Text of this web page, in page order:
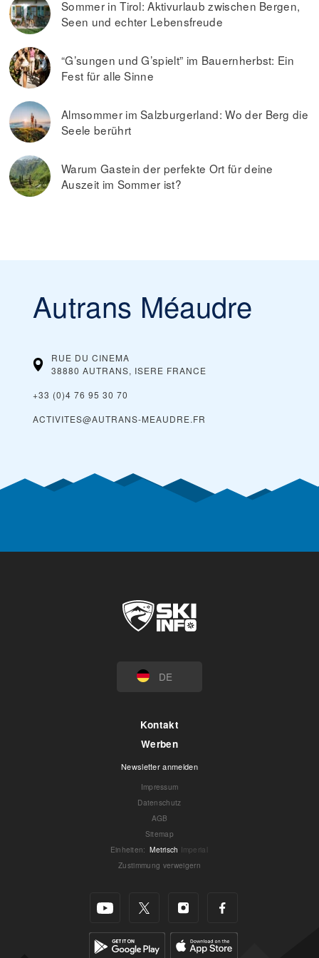
Sommer in Tirol: Aktivurlaub zwischen Bergen,
Seen und echter Lebensfreude
“G’sungen und G’spielt” im Bauernherbst: Ein
Fest für alle Sinne
Almsommer im Salzburgerland: Wo der Berg die
Seele berührt
Warum Gastein der perfekte Ort für deine
Auszeit im Sommer ist?
Autrans Méaudre
RUE DU CINEMA
38880 AUTRANS, ISERE FRANCE
+33 (0)4 76 95 30 70
ACTIVITES@AUTRANS-MEAUDRE.FR
DE
Kontakt
Werben
Newsletter anmelden
Impressum
Datenschutz
AGB
Sitemap
Einheiten: Metrisch Imperial
Zustimmung verweigern